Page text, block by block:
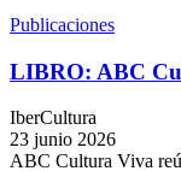
Publicaciones
LIBRO: ABC
IberCultura
23 junio 2026
ABC Cultura Viva